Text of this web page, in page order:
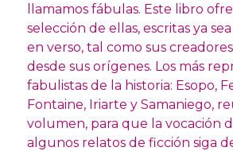
llamamos fábulas. Este libro
selección de ellas, escritas ya
en verso, tal como sus
desde sus orígenes. Los más
fabulistas de la historia: Esopo,
Fontaine, Iriarte y Samaniego,
volumen, para que la vocación
algunos relatos de ficción siga